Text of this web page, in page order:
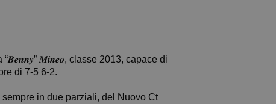
𝑴𝒊𝒏𝒆𝒐, classe 2013, capace di
di 7-5 6-2.
in due parziali, del Nuovo Ct